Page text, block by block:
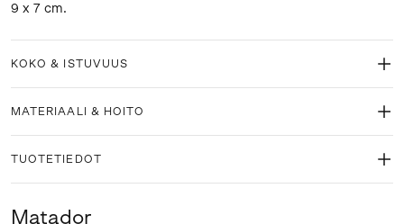
9 x 7 cm.
KOKO & ISTUVUUS
MATERIAALI & HOITO
TUOTETIEDOT
Matador